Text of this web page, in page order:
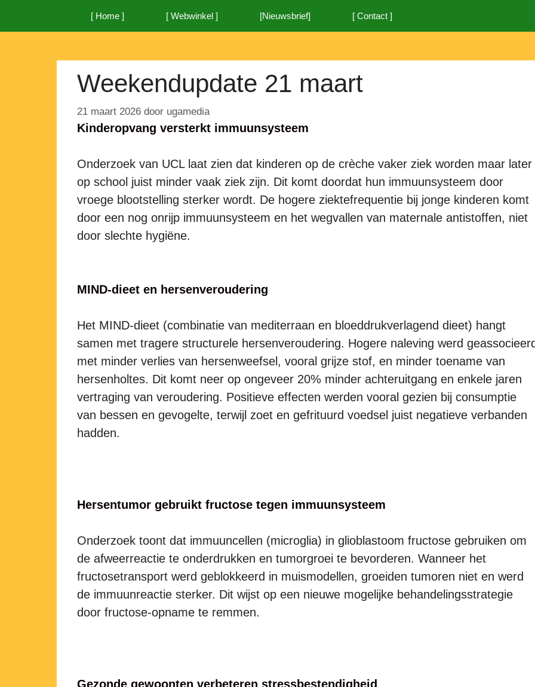
[ Home ] [ Webwinkel ] [Nieuwsbrief] [ Contact ]
Weekendupdate 21 maart
21 maart 2026 door ugamedia
Kinderopvang versterkt immuunsysteem
Onderzoek van UCL laat zien dat kinderen op de crèche vaker ziek worden maar later
op school juist minder vaak ziek zijn. Dit komt doordat hun immuunsysteem door
vroege blootstelling sterker wordt. De hogere ziektefrequentie bij jonge kinderen komt
door een nog onrijp immuunsysteem en het wegvallen van maternale antistoffen, niet
door slechte hygiëne.
MIND-dieet en hersenveroudering
Het MIND-dieet (combinatie van mediterraan en bloeddrukverlagend dieet) hangt
samen met tragere structurele hersenveroudering. Hogere naleving werd
met minder verlies van hersenweefsel, vooral grijze stof, en minder toename van
hersenholtes. Dit komt neer op ongeveer 20% minder achteruitgang en enkele jaren
vertraging van veroudering. Positieve effecten werden vooral gezien bij consumptie
van bessen en gevogelte, terwijl zoet en gefrituurd voedsel juist negatieve verbanden
hadden.
Hersentumor gebruikt fructose tegen immuunsysteem
Onderzoek toont dat immuuncellen (microglia) in glioblastoom fructose gebruiken om
de afweerreactie te onderdrukken en tumorgroei te bevorderen. Wanneer het
fructosetransport werd geblokkeerd in muismodellen, groeiden tumoren niet en werd
de immuunreactie sterker. Dit wijst op een nieuwe mogelijke behandelingsstrategie
door fructose-opname te remmen.
Gezonde gewoonten verbeteren stressbestendigheid